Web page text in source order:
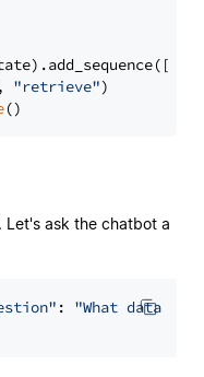
"retrieve")
Let's ask the chatbot a
: "What data